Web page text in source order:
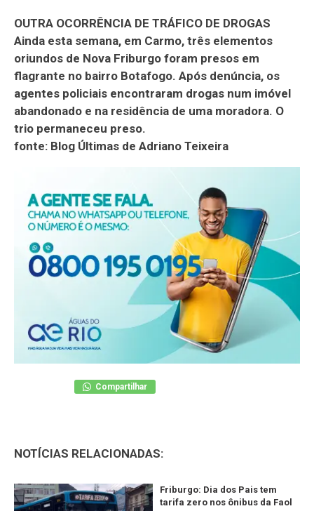
OUTRA OCORRÊNCIA DE TRÁFICO DE DROGAS
Ainda esta semana, em Carmo, três elementos
oriundos de Nova Friburgo foram presos em
flagrante no bairro Botafogo. Após denúncia, os
agentes policiais encontraram drogas num imóvel
abandonado e na residência de uma moradora. O
trio permaneceu preso.
fonte: Blog Últimas de Adriano Teixeira
Compartilhar
NOTÍCIAS RELACIONADAS:
Friburgo: Dia dos Pais tem
tarifa zero nos ônibus da Faol